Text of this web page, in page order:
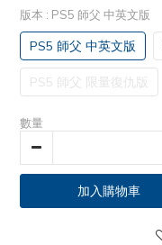
版本 : PS5 師父 中英文版
PS5 師父 中英文版
PS5 師父 限量復仇版
數量
加入購物車